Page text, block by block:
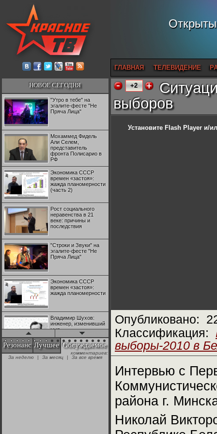
ГЛАВНАЯ ТЕЛЕВИДЕНИЕ
НОВОЕ СЕГОДНЯ
"Утро в тебе" на
эгалите-фесте "Не
Пряча Лица"
Мохаммед Фидель
Али Селем,
представитель
фронта Полисарио в
РФ
Экономика СССР
времен «застоя»:
жажда планомерности
(часть 2)
Рост социального
неравенства в 21
веке: причины и
последствия
"Строки и Звуки" на
эгалите-фесте "Не
Пряча Лица"
Экономика СССР
времен «застоя»:
жажда планомерности
Владимир Шухов:
инженер, изменивший
мир
"Аркадий Коц" на
эгалите-фесте "Не
Резонанс Лучшее Обсуждаемое
комментариев:
За неделю
| За месяц | За все время
+2
выборов
Установите Flash Player и/
Опубликовано:
Классификация:
выборы-2010 в
Интервью с
района г.
Николай